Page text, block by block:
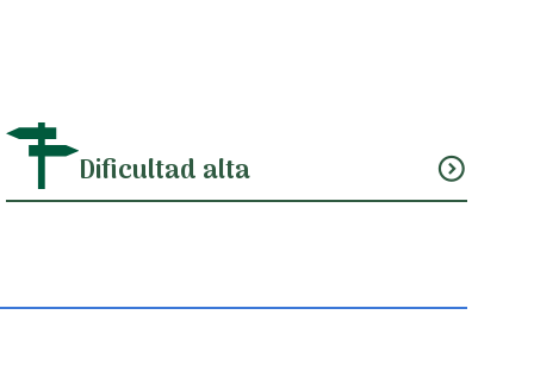
Dificultad alta expand_circle_down